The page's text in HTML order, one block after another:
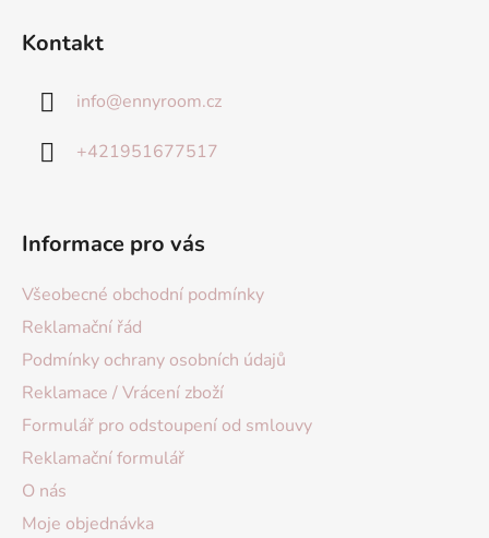
Kontakt
info@ennyroom.cz
+421951677517
Informace pro vás
Všeobecné obchodní podmínky
Reklamační řád
Podmínky ochrany osobních údajů
Reklamace / Vrácení zboží
Formulář pro odstoupení od smlouvy
Reklamační formulář
O nás
Moje objednávka